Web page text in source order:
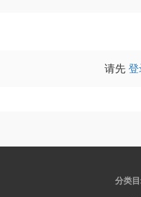
请先
分类